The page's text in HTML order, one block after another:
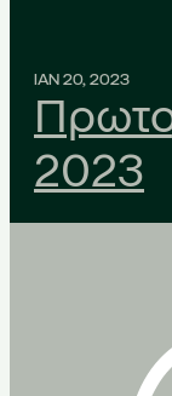
ΙΑΝ 20, 2023
2023